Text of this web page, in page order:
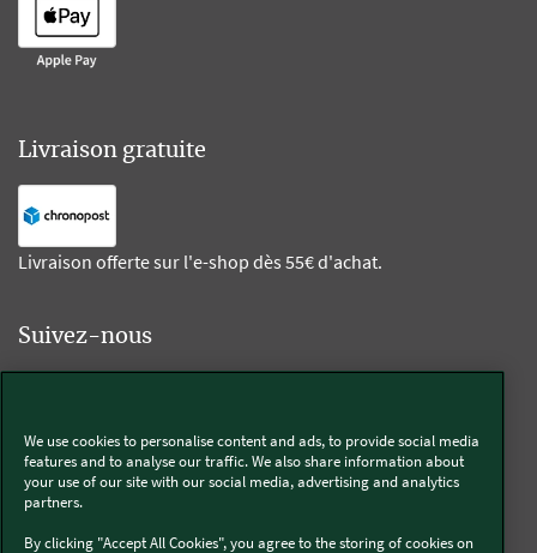
Livraison gratuite
Livraison offerte sur l'e-shop dès 55€ d'achat.
Suivez-nous
Thermomix®
We use cookies to personalise content and ads, to provide social media
features and to analyse our traffic. We also share information about
your use of our site with our social media, advertising and analytics
partners.
By clicking "Accept All Cookies", you agree to the storing of cookies on